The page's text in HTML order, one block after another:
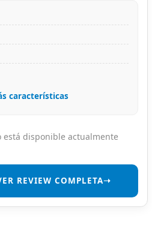
características
está disponible actualmente
REVIEW COMPLETA➝